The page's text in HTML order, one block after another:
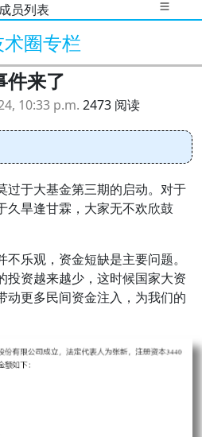
成员列表
术圈专栏
件来了
10:33 p.m. 2473 阅读
过于大基金第三期的启动。对于
久旱逢甘霖，大家无不欢欣鼓
乐观，资金短缺是主要问题。
投资越来越少，这时候国家大资
动更多民间资金注入，为我们的